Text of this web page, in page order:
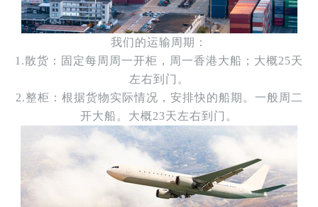
我们的运输周期：
1.散货：固定每周周一开柜，周一香港大船；大概25天
左右到门。
2.整柜：根据货物实际情况，安排快的船期。一般周二
开大船。大概23天左右到门。